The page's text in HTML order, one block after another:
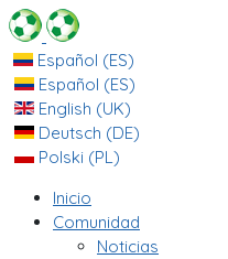
Español (ES)
Español (ES)
English (UK)
Deutsch (DE)
Polski (PL)
Inicio
Comunidad
Noticias